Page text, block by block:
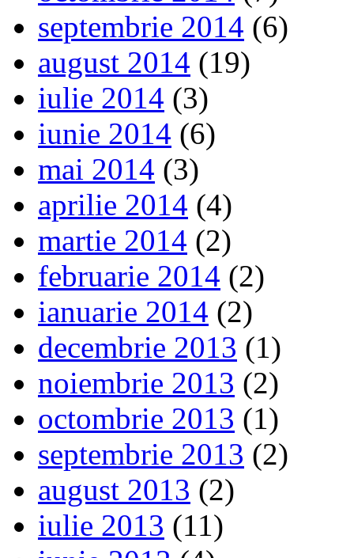
septembrie 2014 (6)
august 2014 (19)
iulie 2014 (3)
iunie 2014 (6)
mai 2014 (3)
aprilie 2014 (4)
martie 2014 (2)
februarie 2014 (2)
ianuarie 2014 (2)
decembrie 2013 (1)
noiembrie 2013 (2)
octombrie 2013 (1)
septembrie 2013 (2)
august 2013 (2)
iulie 2013 (11)